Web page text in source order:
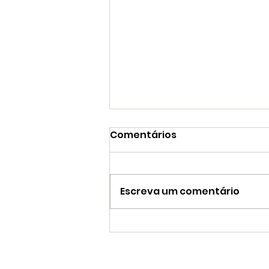
Tendências de
Comentários
Escreva um comentário